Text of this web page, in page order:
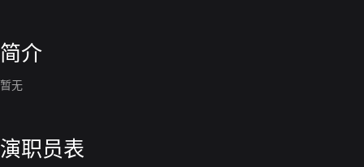
简介
暂无
演职员表